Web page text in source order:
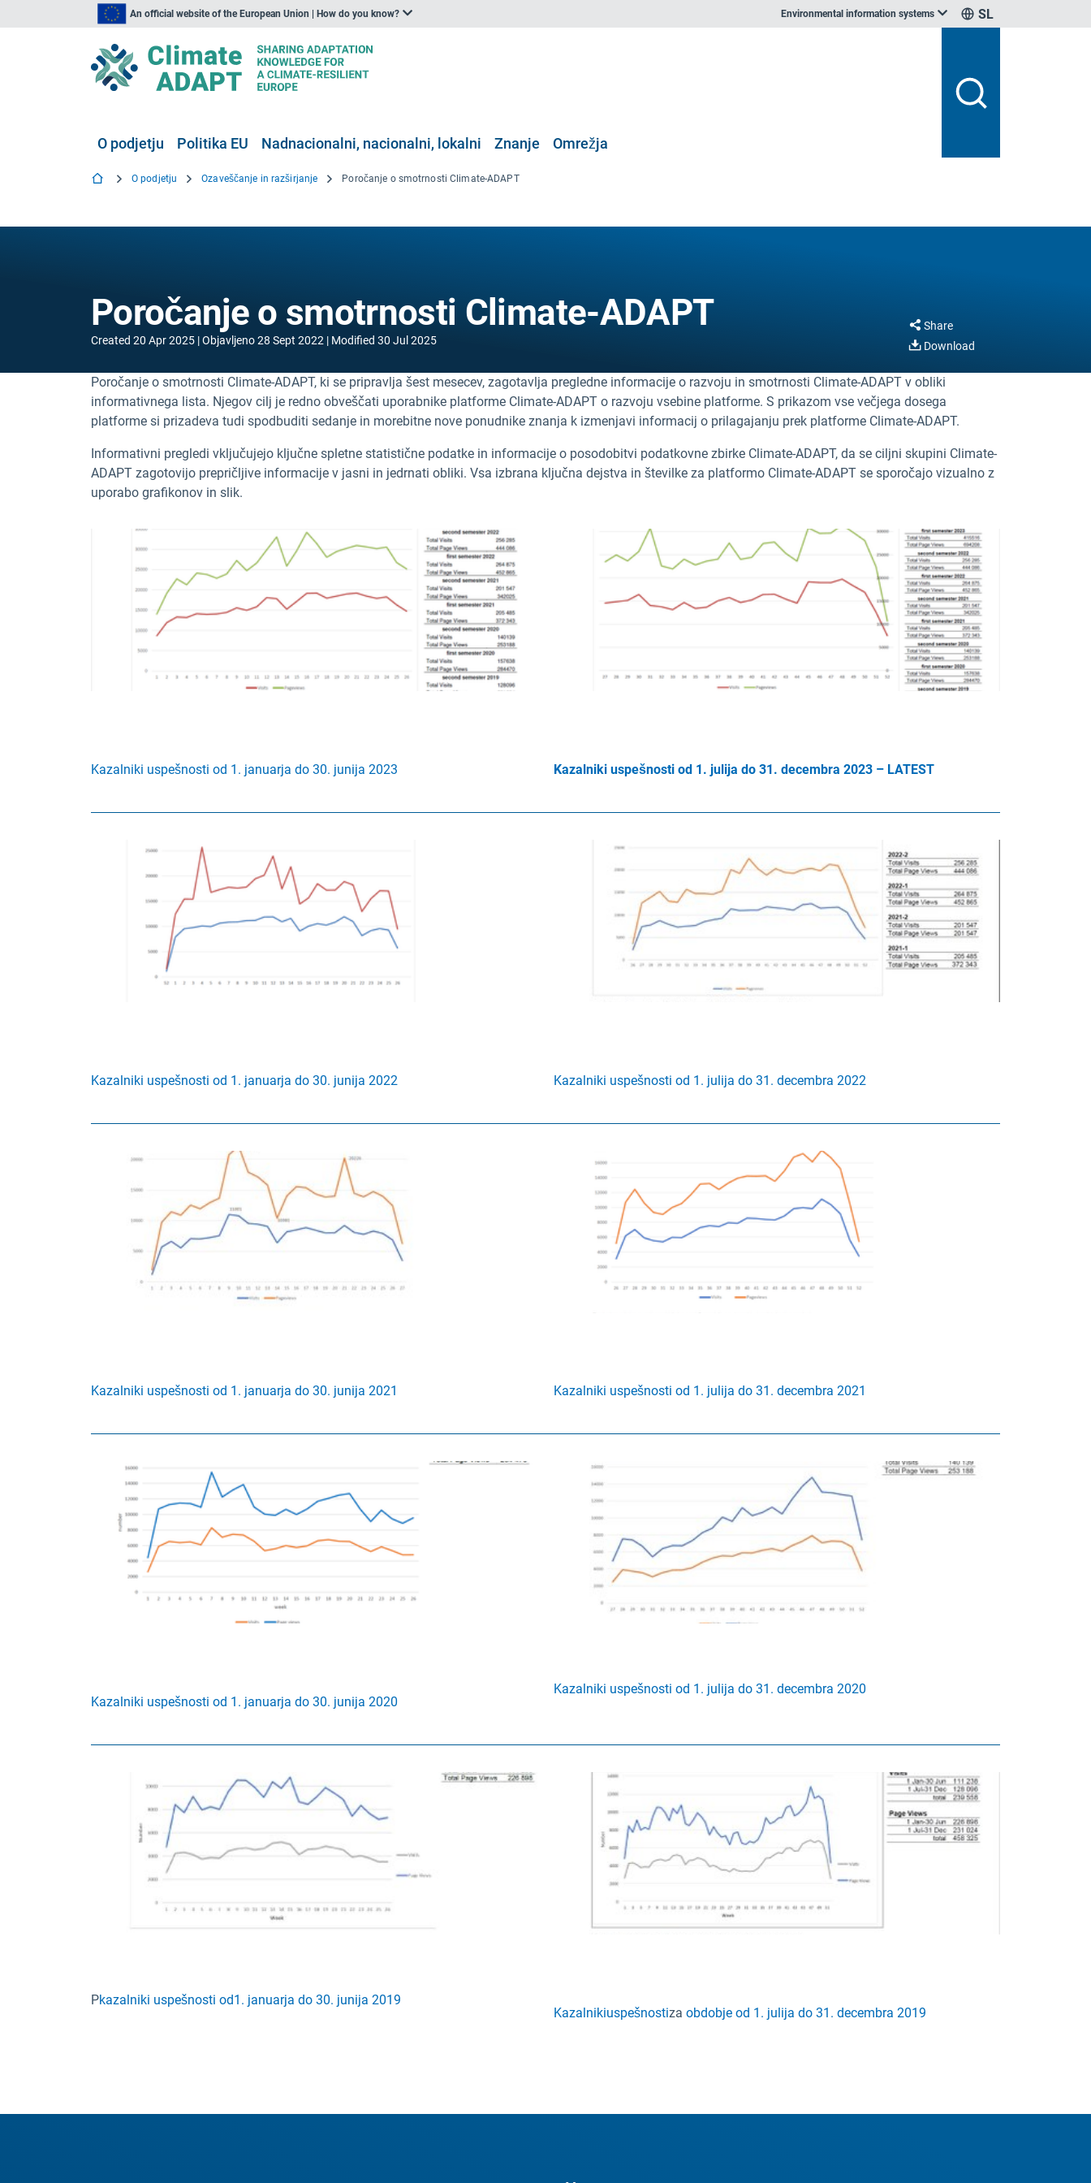
An official website of the European Union | How do you know? Environmental information systems SL
O podjetju Politika EU Nadnacionalni, nacionalni, lokalni Znanje Omrežja
O podjetju Ozaveščanje in razširjanje Poročanje o smotrnosti Climate-ADAPT
Poročanje o smotrnosti Climate-ADAPT
Created 20 Apr 2025 Objavljeno28 Sept 2022 Modified 30 Jul 2025
Share
Download
Poročanje o smotrnosti Climate-ADAPT, ki se pripravlja šest mesecev, zagotavlja pregledne informacije o razvoju in smotrnosti Climate-ADAPT v obliki
informativnega lista. Njegov cilj je redno obveščati uporabnike platforme Climate-ADAPT o razvoju vsebine platforme. S prikazom vse večjega dosega
platforme si prizadeva tudi spodbuditi sedanje in morebitne nove ponudnike znanja k izmenjavi informacij o prilagajanju prek platforme Climate-ADAPT.
Informativni pregledi vključujejo ključne spletne statistične podatke in informacije o posodobitvi podatkovne zbirke Climate-ADAPT, da se ciljni skupini Climate-
ADAPT zagotovijo prepričljive informacije v jasni in jedrnati obliki. Vsa izbrana ključna dejstva in številke za platformo Climate-ADAPT se sporočajo vizualno z
uporabo grafikonov in slik.
Kazalniki uspešnosti od 1. januarja do 30. junija 2023 Kazalniki uspešnosti od 1. julija do 31. decembra 2023 – LATEST
Kazalniki uspešnosti od 1. januarja do 30. junija 2022 Kazalniki uspešnosti od 1. julija do 31. decembra 2022
Kazalniki uspešnosti od 1. januarja do 30. junija 2021 Kazalniki uspešnosti od 1. julija do 31. decembra 2021
Kazalniki uspešnosti od 1. januarja do 30. junija 2020
Kazalniki uspešnosti od 1. julija do 31. decembra 2020
Pkazalniki uspešnosti od1. januarja do 30. junija 2019
Kazalnikiuspešnostiza obdobje od 1. julija do 31. decembra 2019